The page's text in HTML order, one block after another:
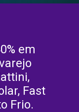
em
Fast
Frio.